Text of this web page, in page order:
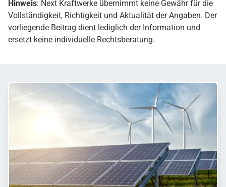
Hinweis: Next Kraftwerke übernimmt keine Gewähr für die
Vollständigkeit, Richtigkeit und Aktualität der Angaben. Der
vorliegende Beitrag dient lediglich der Information und
ersetzt keine individuelle Rechtsberatung.